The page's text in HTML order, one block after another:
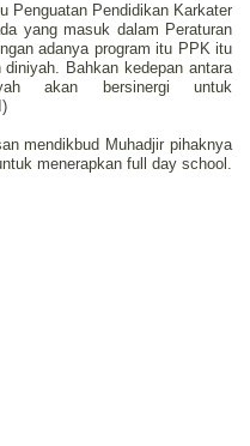
Penguatan Pendidikan Karkater
yang masuk dalam Peraturan
adanya program itu PPK itu
Bahkan kedepan antara
akan bersinergi untuk
mendikbud Muhadjir pihaknya
menerapkan full day school.